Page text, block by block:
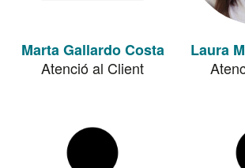
Marta Gallardo Costa
Atenció al Client
Laura